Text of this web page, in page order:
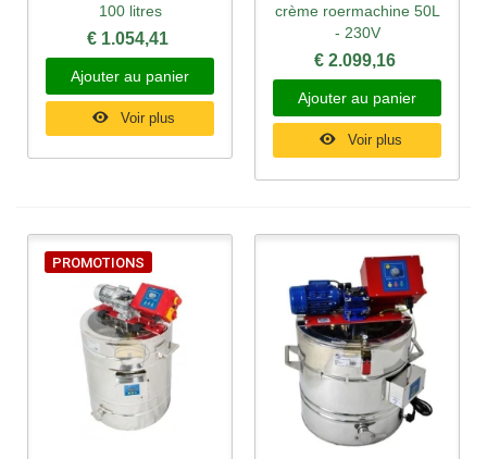
100 litres
€ 1.054,41
Ajouter au panier
Voir plus
crème roermachine 50L
- 230V
€ 2.099,16
Ajouter au panier
Voir plus
PROMOTIONS